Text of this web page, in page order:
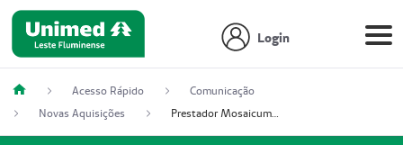
Login
Acesso Rápido
Comunicação
Novas Aquisições
Prestador Mosaicum Espaço Clínico Eireli (51004355-5)